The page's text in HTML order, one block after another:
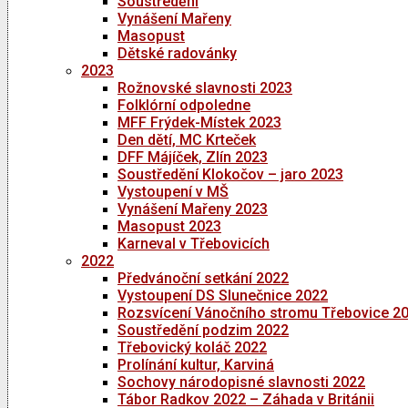
Vynášení Mařeny
Masopust
Dětské radovánky
2023
Rožnovské slavnosti 2023
Folklórní odpoledne
MFF Frýdek-Místek 2023
Den dětí, MC Krteček
DFF Májíček, Zlín 2023
Soustředění Klokočov – jaro 2023
Vystoupení v MŠ
Vynášení Mařeny 2023
Masopust 2023
Karneval v Třebovicích
2022
Předvánoční setkání 2022
Vystoupení DS Slunečnice 2022
Rozsvícení Vánočního stromu Třebovice
Soustředění podzim 2022
Třebovický koláč 2022
Prolínání kultur, Karviná
Sochovy národopisné slavnosti 2022
Tábor Radkov 2022 – Záhada v Británii